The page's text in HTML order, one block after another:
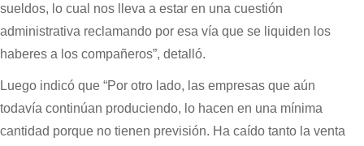
sueldos, lo cual nos lleva a estar en una cuestión
administrativa reclamando por esa vía que se liquiden los
haberes a los compañeros”, detalló.
Luego indicó que “Por otro lado, las empresas que aún
todavía continúan produciendo, lo hacen en una mínima
cantidad porque no tienen previsión. Ha caído tanto la venta